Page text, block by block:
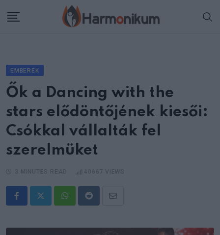
EMBEREK
Ők a Dancing with the
stars elődöntőjének kiesői:
Csókkal vállalták fel
szerelmüket
WhatsappRedditShare
Email